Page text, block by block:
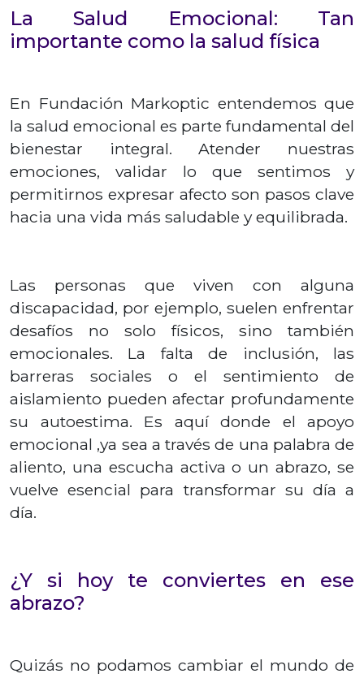
La Salud Emocional: Tan
importante como la salud física
En Fundación Markoptic entendemos que
la salud emocional es parte fundamental del
bienestar integral. Atender nuestras
emociones, validar lo que sentimos y
permitirnos expresar afecto son pasos clave
hacia una vida más saludable y equilibrada.
Las personas que viven con alguna
discapacidad, por ejemplo, suelen enfrentar
desafíos no solo físicos, sino también
emocionales. La falta de inclusión, las
barreras sociales o el sentimiento de
aislamiento pueden afectar profundamente
su autoestima. Es aquí donde el apoyo
emocional ,ya sea a través de una palabra de
aliento, una escucha activa o un abrazo, se
vuelve esencial para transformar su día a
día.
¿Y si hoy te conviertes en ese
abrazo?
Quizás no podamos cambiar el mundo de